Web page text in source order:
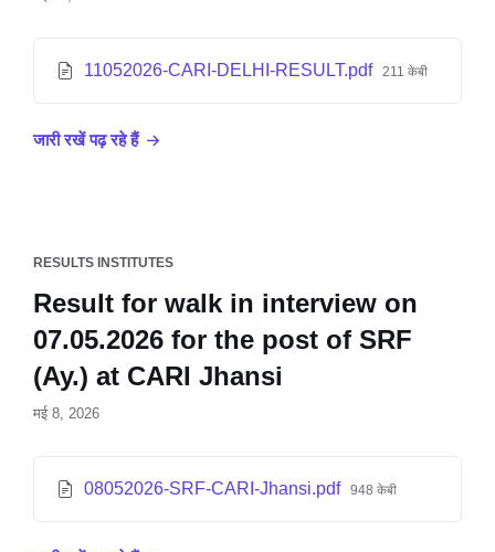
11052026-CARI-DELHI-RESULT.pdf 211 केबी
जारी रखें पढ़ रहे हैं
RESULTS INSTITUTES
Result for walk in interview on
07.05.2026 for the post of SRF
(Ay.) at CARI Jhansi
मई 8, 2026
08052026-SRF-CARI-Jhansi.pdf 948 केबी